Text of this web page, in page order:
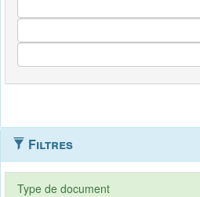
Filtres
Type de document